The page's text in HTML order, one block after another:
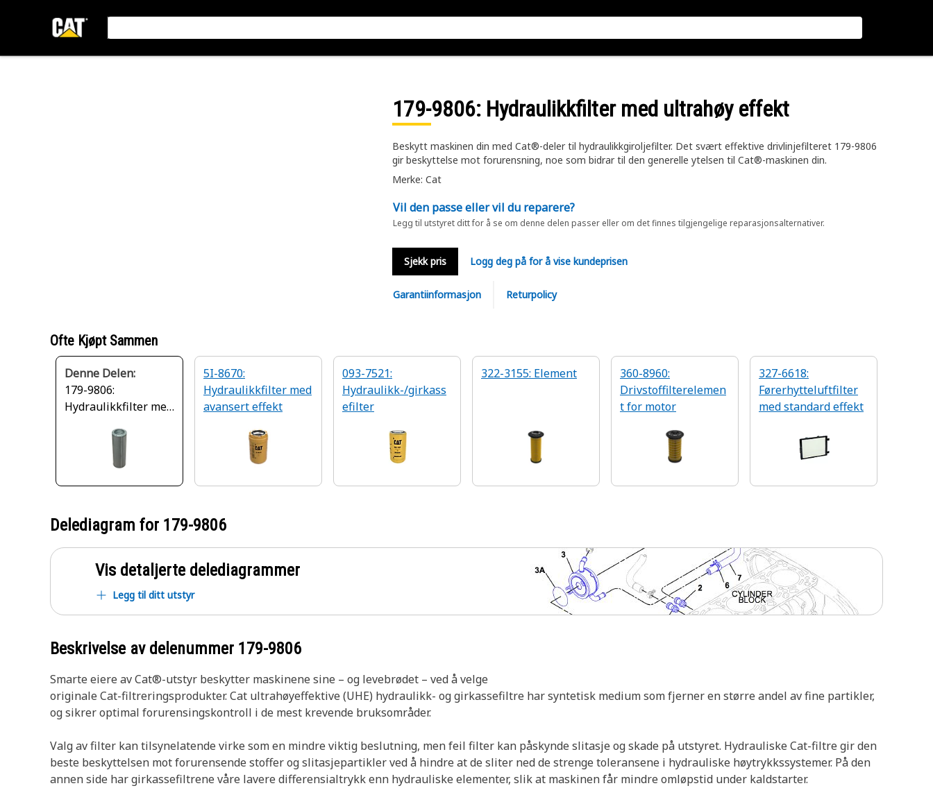
179-9806: Hydraulikkfilter med ultrahøy effekt
Beskytt maskinen din med Cat®-deler til hydraulikkgiroljefilter. Det svært effektive drivlinjefilteret 179-9806
gir beskyttelse mot forurensning, noe som bidrar til den generelle ytelsen til Cat®-maskinen din.
Merke: Cat
Vil den passe eller vil du reparere?
Legg til utstyret ditt for å se om denne delen passer eller om det finnes tilgjengelige reparasjonsalternativer.
Sjekk pris Logg deg på for å vise kundeprisen
Garantiinformasjon Returpolicy
Ofte Kjøpt Sammen
Denne Delen:
179-9806:
Hydraulikkfilter med
5I-8670:
Hydraulikkfilter med
avansert effekt
093-7521:
Hydraulikk-/girkass
efilter
322-3155: Element
360-8960:
Drivstoffilterelemen
t for motor
327-6618:
Førerhytteluftfilter
med standard effekt
Delediagram for 179-9806
Vis detaljerte delediagrammer
Legg til ditt utstyr
Beskrivelse av delenummer 179-9806
Smarte eiere av Cat®-utstyr beskytter maskinene sine – og levebrødet – ved å velge
originale Cat-filtreringsprodukter. Cat ultrahøyeffektive (UHE) hydraulikk- og girkassefiltre har syntetisk medium som fjerner en større andel av fine partikler,
og sikrer optimal forurensingskontroll i de mest krevende bruksområder.
Valg av filter kan tilsynelatende virke som en mindre viktig beslutning, men feil filter kan påskynde slitasje og skade på utstyret. Hydrauliske Cat-filtre gir den
beste beskyttelsen mot forurensende stoffer og slitasjepartikler ved å hindre at de sliter ned de strenge toleransene i hydrauliske høytrykkssystemer. På den
annen side har girkassefiltrene våre lavere differensialtrykk enn hydrauliske elementer, slik at maskinen får mindre omløpstid under kaldstarter.